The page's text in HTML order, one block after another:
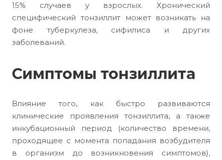
15% случаев у взрослых. Хронический
специфический тонзиллит может возникать на
фоне туберкулеза, сифилиса и других
заболеваний.
Симптомы тонзиллита
Влияние того, как быстро развиваются
клинические проявления тонзиллита, а также
инкубационный период (количество времени,
проходящее с момента попадания возбудителя
в организм до возникновения симптомов),